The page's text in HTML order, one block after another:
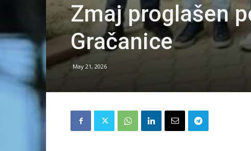
Zmaj proglašen
Gračanice
May 21, 2026